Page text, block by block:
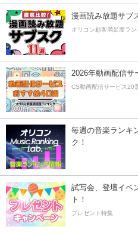
漫画読み放題サブ
オリコン顧客満足度ラ
2026年動画配信サ
CS動画配信サービス20
毎週の音楽ランキ
ク！
試写会、登壇イベ
ト！
プレゼント特集